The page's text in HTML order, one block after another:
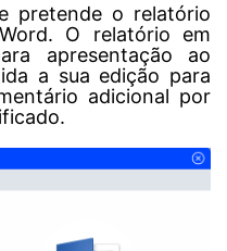
pretende o relatório
O relatório em
apresentação ao
a sua edição para
adicional por